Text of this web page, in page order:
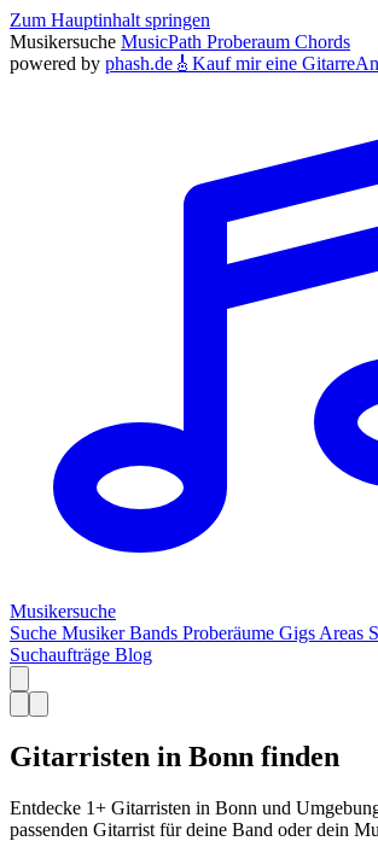
Zum Hauptinhalt springen
Musikersuche MusicPath Proberaum Chords
powered by phash.de 🎸 Kauf mir eine Gitarre
Musikersuche
Suche MusikerBands Proberäume Gigs Areas
Suchaufträge Blog
Gitarristen in Bonn finden
Entdecke 1+ Gitarristen in Bonn und
passenden Gitarrist für deine Band oder dein